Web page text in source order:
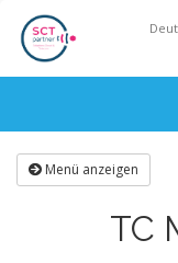
Menü anzeigen
TC